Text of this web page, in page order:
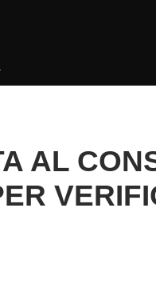
AL